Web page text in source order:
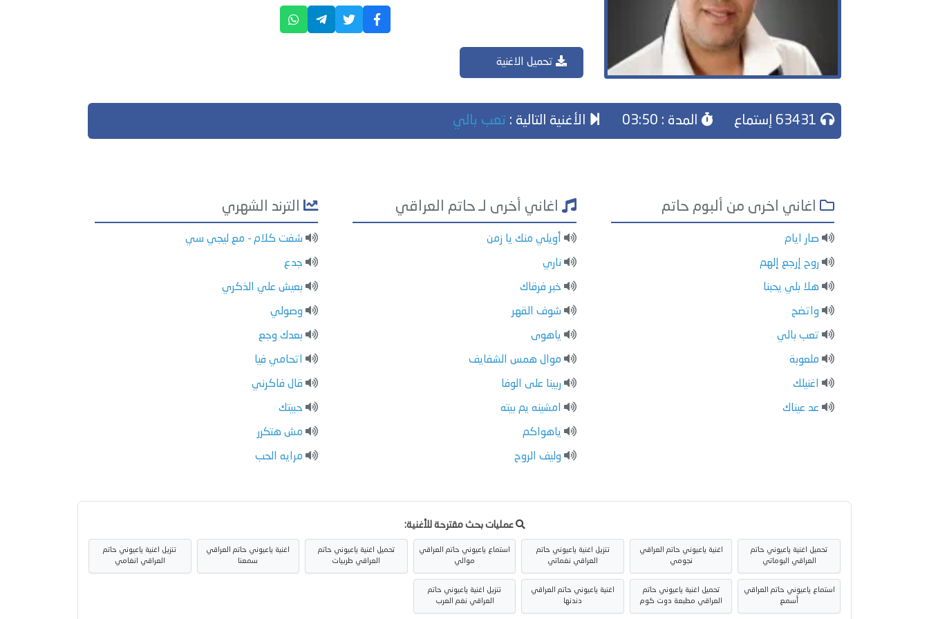
تحميل الاغنية
المدة : 03:50 الأغنية التالية : تعب بالي
اغاني اخرى من ألبوم حاتم
صار ايام
روح إرجع إلهم
هلا بلي يحبنا
واتضح
تعب بالي
ملعوبة
اغنيلك
عد عيناك
اغاني أخرى لـ حاتم العراقي
أويلي منك يا زمن
ناري
خبر فرقاك
شوف القهر
ياهوى
موال همس الشفايف
ربينا على الوفا
امشينه يم بيته
ياهواكم
وليف الروح
الترند الشهري
شفت كلام - مع ليجي سي
جدع
بعيش علي الذكري
وصولي
بعدك وجع
اتحامي فيا
قال فاكرني
حبيتك
مش هتكرر
مرايه الحب
عمليات بحث مقترحة للأغنية:
تحميل اغنية ياعيوني حاتم
العراقي البوماتي
اغنية ياعيوني حاتم العراقي
نجومي
تنزيل اغنية ياعيوني حاتم
العراقي نغماتي
استماع ياعيوني حاتم العراقي
موالي
تحميل اغنية ياعيوني حاتم
العراقي طربيات
اغنية ياعيوني حاتم العراقي
سمعنا
تنزيل اغنية ياعيوني حاتم
العراقي انغامي
استماع ياعيوني حاتم العراقي
أسمع
تحميل اغنية ياعيوني حاتم
العراقي مطبعة دوت كوم
اغنية ياعيوني حاتم العراقي
دندنها
تنزيل اغنية ياعيوني حاتم
العراقي نغم العرب